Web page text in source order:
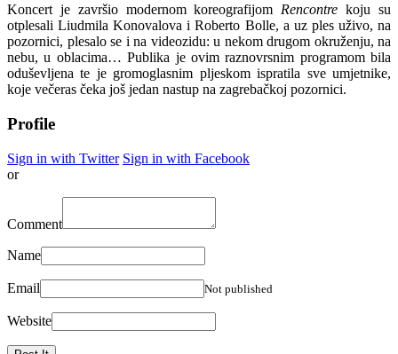
Koncert je završio modernom koreografijomRencontre koju su
otplesali Liudmila Konovalova i Roberto Bolle, a uz ples uživo, na
pozornici, plesalo se i na videozidu: u nekom drugom okruženju, na
nebu, u oblacima… Publika je ovim raznovrsnim programom bila
oduševljena te je gromoglasnim pljeskom ispratila sve umjetnike,
koje večeras čeka još jedan nastup na zagrebačkoj pozornici.
Profile
Sign in with Twitter Sign in with Facebook
or
Comment
Name
Email Not published
Website